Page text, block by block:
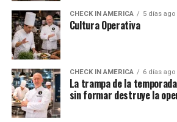
CHECK IN AMERICA 5 días ago
Cultura Operativa
CHECK IN AMERICA 6 días ago
La trampa de la
sin formar destruye la